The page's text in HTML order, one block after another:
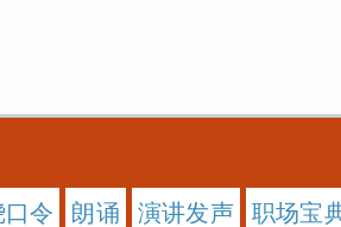
口令 朗诵 演讲发声 职场宝